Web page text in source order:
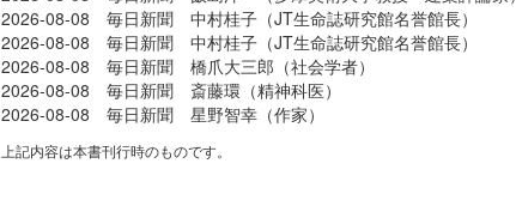
2026-08-08 毎日新聞 中村桂子（JT生命誌研究館名誉館長）
2026-08-08 毎日新聞 中村桂子（JT生命誌研究館名誉館長）
2026-08-08 毎日新聞 橋爪大三郎（社会学者）
2026-08-08 毎日新聞 斎藤環（精神科医）
2026-08-08 毎日新聞 星野智幸（作家）
上記内容は本書刊行時のものです。